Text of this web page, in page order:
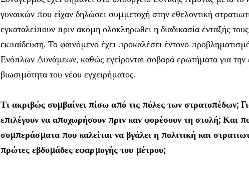
γυναικών που είχαν δηλώσει συμμετοχή στην εθελοντική
εγκαταλείπουν πριν ακόμη ολοκληρωθεί η διαδικασία ένταξής
εκπαίδευση. Το φαινόμενο έχει προκαλέσει έντονο
Ενόπλων Δυνάμεων, καθώς εγείρονται σοβαρά ερωτήματα για την
βιωσιμότητα του νέου εγχειρήματος.
Τι ακριβώς συμβαίνει πίσω από τις πύλες των στρατοπέδων;
επιλέγουν να αποχωρήσουν πριν καν φορέσουν τη στολή; Και
συμπεράσματα που καλείται να βγάλει η πολιτική και
πρώτες εβδομάδες εφαρμογής του μέτρου;